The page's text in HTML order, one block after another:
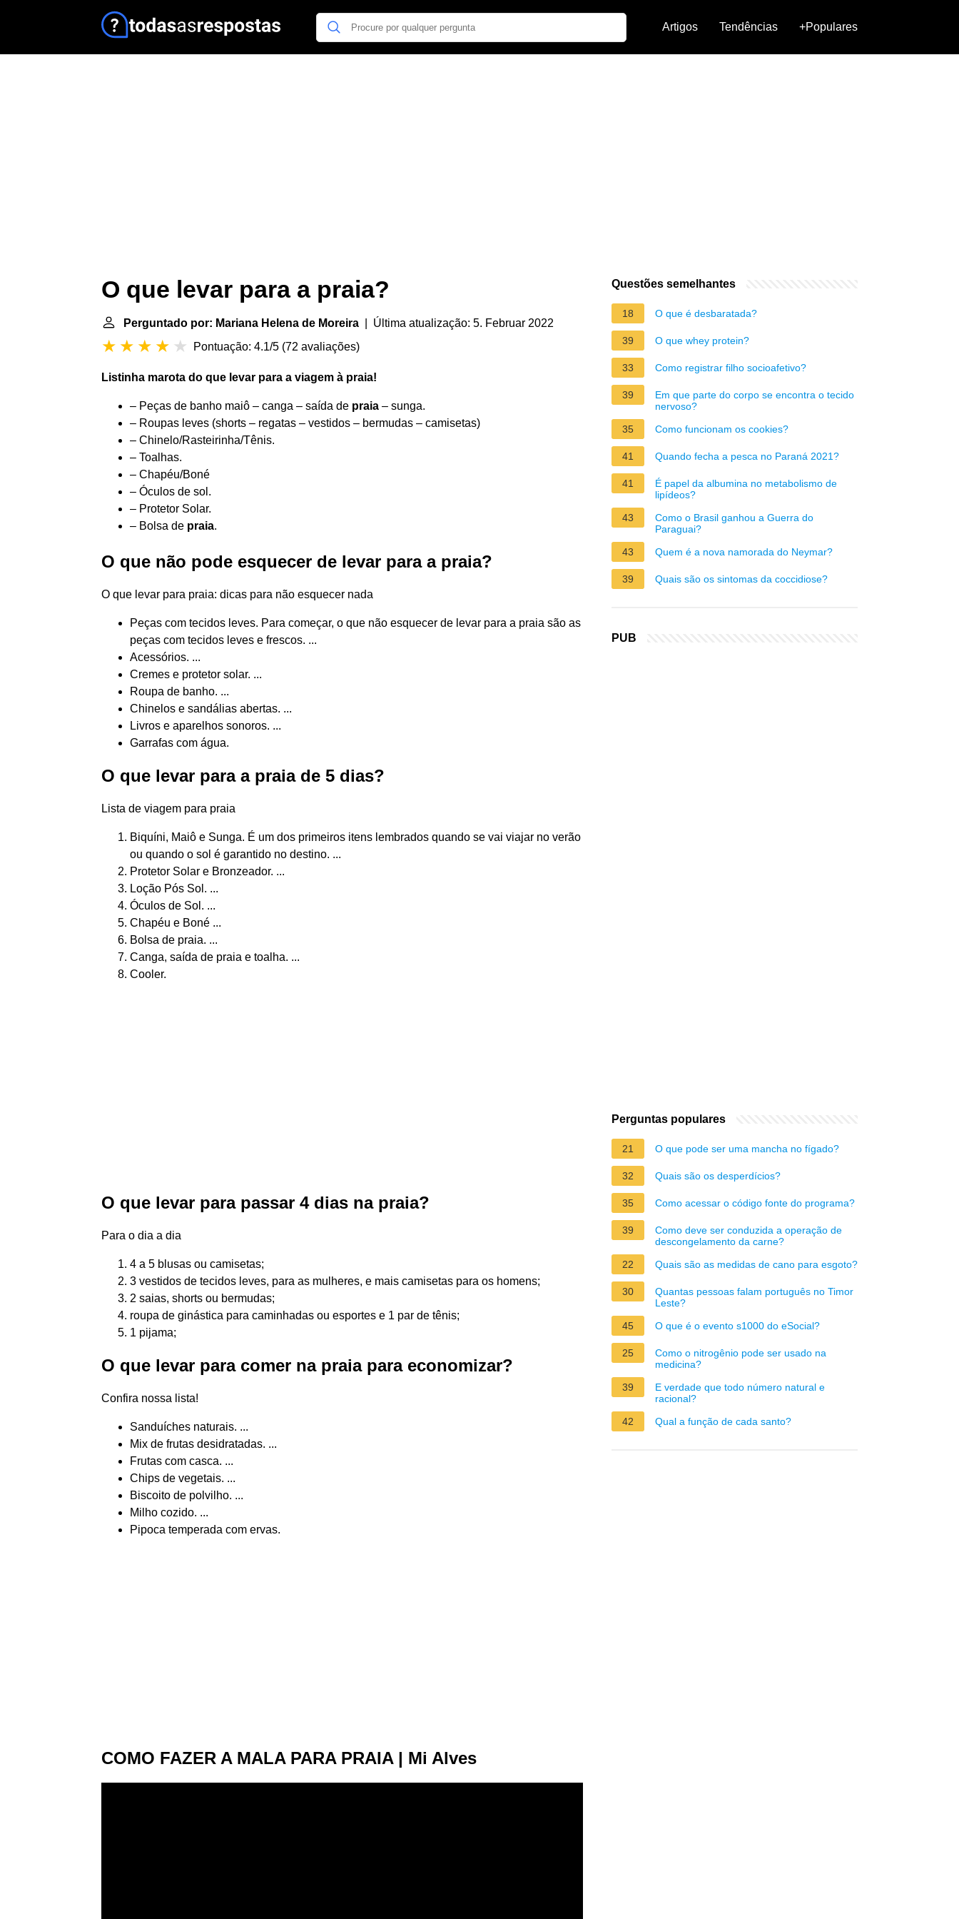
Artigos Tendências +Populares
O que levar para a praia?
Perguntado por: Mariana Helena de Moreira | Última atualização: 5. Februar 2022
Pontuação: 4.1/5 (72 avaliações)
Listinha marota do que levar para a viagem à praia!
– Peças de banho maiô – canga – saída de praia – sunga.
– Roupas leves (shorts – regatas – vestidos – bermudas – camisetas)
– Chinelo/Rasteirinha/Tênis.
– Toalhas.
– Chapéu/Boné
– Óculos de sol.
– Protetor Solar.
– Bolsa de praia.
O que não pode esquecer de levar para a praia?
O que levar para praia: dicas para não esquecer nada
Peças com tecidos leves. Para começar, o que não esquecer de levar para a praia são as
peças com tecidos leves e frescos. ...
Acessórios. ...
Cremes e protetor solar. ...
Roupa de banho. ...
Chinelos e sandálias abertas. ...
Livros e aparelhos sonoros. ...
Garrafas com água.
O que levar para a praia de 5 dias?
Lista de viagem para praia
Biquíni, Maiô e Sunga. É um dos primeiros itens lembrados quando se vai viajar no verão
ou quando o sol é garantido no destino. ...
Protetor Solar e Bronzeador. ...
Loção Pós Sol. ...
Óculos de Sol. ...
Chapéu e Boné ...
Bolsa de praia. ...
Canga, saída de praia e toalha. ...
Cooler.
O que levar para passar 4 dias na praia?
Para o dia a dia
4 a 5 blusas ou camisetas;
3 vestidos de tecidos leves, para as mulheres, e mais camisetas para os homens;
2 saias, shorts ou bermudas;
roupa de ginástica para caminhadas ou esportes e 1 par de tênis;
1 pijama;
O que levar para comer na praia para economizar?
Confira nossa lista!
Sanduíches naturais. ...
Mix de frutas desidratadas. ...
Frutas com casca. ...
Chips de vegetais. ...
Biscoito de polvilho. ...
Milho cozido. ...
Pipoca temperada com ervas.
COMO FAZER A MALA PARA PRAIA | Mi Alves
Questões semelhantes
18 O que é desbaratada?
39 O que whey protein?
33 Como registrar filho socioafetivo?
39
Em que parte do corpo se encontra o tecido
nervoso?
35
Como funcionam os cookies?
41 Quando fecha a pesca no Paraná 2021?
41
É papel da albumina no metabolismo de
lipídeos?
43
Como o Brasil ganhou a Guerra do
Paraguai?
43
Quem é a nova namorada do Neymar?
39 Quais são os sintomas da coccidiose?
PUB
Perguntas populares
21 O que pode ser uma mancha no fígado?
32 Quais são os desperdícios?
35 Como acessar o código fonte do programa?
39
Como deve ser conduzida a operação de
descongelamento da carne?
22
Quais são as medidas de cano para esgoto?
30
Quantas pessoas falam português no Timor
Leste?
45
O que é o evento s1000 do eSocial?
25
Como o nitrogênio pode ser usado na
medicina?
39
E verdade que todo número natural e
racional?
42
Qual a função de cada santo?